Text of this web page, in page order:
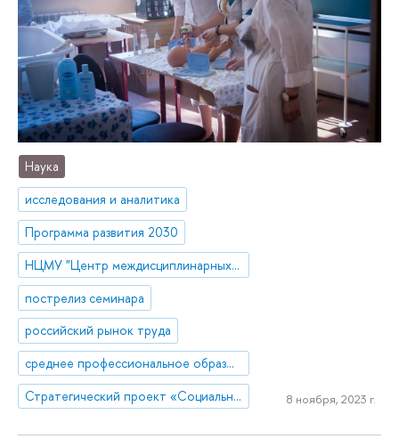
Наука
исследования и аналитика
Программа развития 2030
НЦМУ "Центр междисциплинарных исследований человеческого потенциала"
пострелиз семинара
российский рынок труда
среднее профессиональное образование
Стратегический проект «Социальная политика устойчивого развития и инклюзивного экономического роста»
8 ноября, 2023 г.